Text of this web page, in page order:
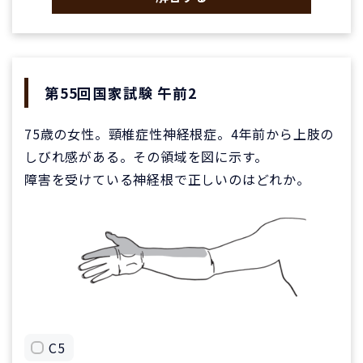
第55回国家試験 午前2
75歳の女性。頸椎症性神経根症。4年前から上肢の
しびれ感がある。その領域を図に示す。
障害を受けている神経根で正しいのはどれか。
C5